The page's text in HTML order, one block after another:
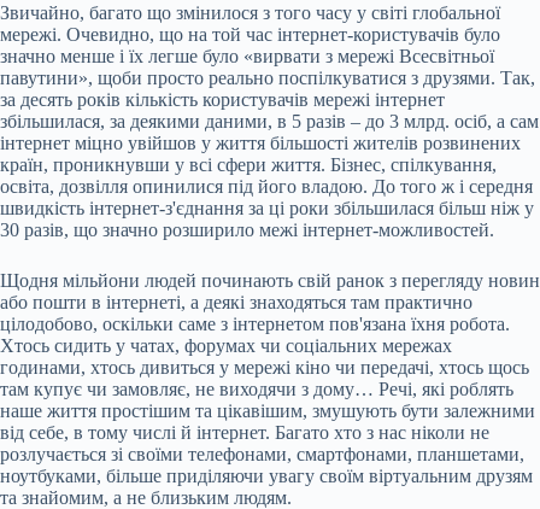
Звичайно, багато що змінилося з того часу у світі глобальної
мережі. Очевидно, що на той час інтернет-користувачів було
значно менше і їх легше було «вирвати з мережі Всесвітньої
павутини», щоби просто реально поспілкуватися з друзями. Так,
за десять років кількість користувачів мережі інтернет
збільшилася, за деякими даними, в 5 разів – до 3 млрд. осіб, а сам
інтернет міцно увійшов у життя більшості жителів розвинених
країн, проникнувши у всі сфери життя. Бізнес, спілкування,
освіта, дозвілля опинилися під його владою. До того ж і середня
швидкість інтернет-з'єднання за ці роки збільшилася більш ніж у
30 разів, що значно розширило межі інтернет-можливостей.
Щодня мільйони людей починають свій ранок з перегляду новин
або пошти в інтернеті, а деякі знаходяться там практично
цілодобово, оскільки саме з інтернетом пов'язана їхня робота.
Хтось сидить у чатах, форумах чи соціальних мережах
годинами, хтось дивиться у мережі кіно чи передачі, хтось щось
там купує чи замовляє, не виходячи з дому… Речі, які роблять
наше життя простішим та цікавішим, змушують бути залежними
від себе, в тому числі й інтернет. Багато хто з нас ніколи не
розлучається зі своїми телефонами, смартфонами, планшетами,
ноутбуками, більше приділяючи увагу своїм віртуальним друзям
та знайомим, а не близьким людям.